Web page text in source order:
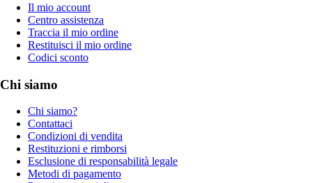
Il mio account
Centro assistenza
Traccia il mio ordine
Restituisci il mio ordine
Codici sconto
Chi siamo
Chi siamo?
Contattaci
Condizioni di vendita
Restituzioni e rimborsi
Esclusione di responsabilità legale
Metodi di pagamento